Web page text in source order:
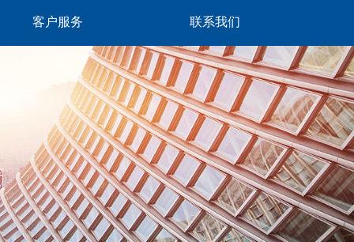
客户服务 联系我们